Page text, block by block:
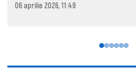
06 aprilie 2026, 11:49